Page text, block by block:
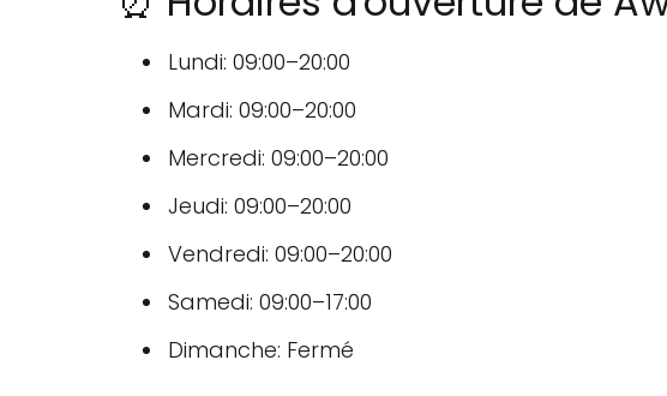
Lundi: 09:00–20:00
Mardi: 09:00–20:00
Mercredi: 09:00–20:00
Jeudi: 09:00–20:00
Vendredi: 09:00–20:00
Samedi: 09:00–17:00
Dimanche: Fermé